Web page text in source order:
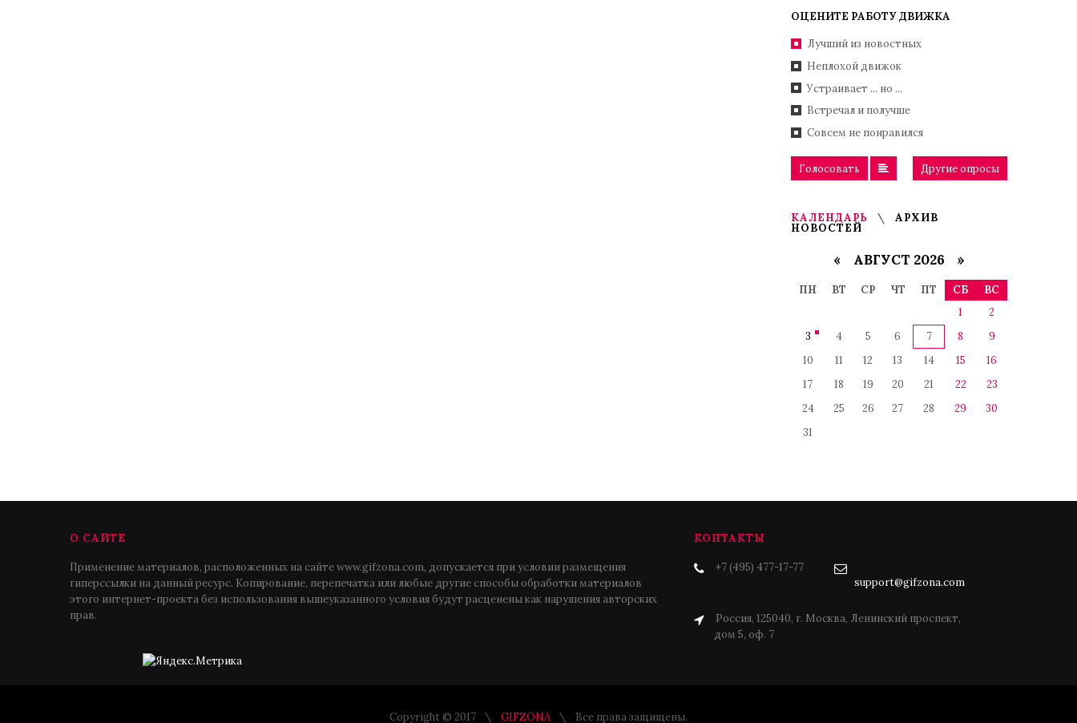
ОЦЕНИТЕ РАБОТУ ДВИЖКА
Лучший из новостных
Неплохой движок
Устраивает ... но ...
Встречал и получше
Совсем не понравился
Голосовать Другие опросы
КАЛЕНДАРЬ АРХИВ
НОВОСТЕЙ
« АВГУСТ 2026 »
ПН ВТ СР ЧТ ПТ СБ
ВС
1
2
3
4 5 6 7 8
9
10
11 12 13 14 15
16
17
18 19 20 21 22
23
24
25 26 27 28 29
30
31
О САЙТЕ
Применение материалов, расположенных на сайте www.gifzona.com, допускается при условии размещения
гиперссылки на данный ресурс. Копирование, перепечатка или любые другие способы обработки материалов
этого интернет-проекта без использования вышеуказанного условия будут расценены как нарушения авторских
прав.
КОНТАКТЫ
+7 (495) 477-17-77
support@gifzona.com
Россия, 125040, г. Москва, Ленинский проспект,
дом 5, оф. 7
Copyright © 2017 GIFZONA Все права защищены.